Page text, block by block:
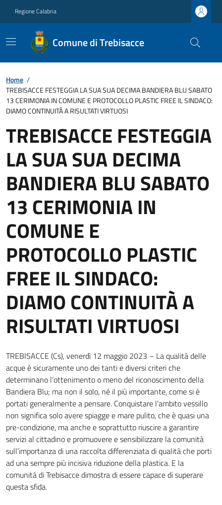
Regione Calabria
Comune di Trebisacce
Home /
TREBISACCE FESTEGGIA LA SUA SUA DECIMA BANDIERA BLU SABATO
13 CERIMONIA IN COMUNE E PROTOCOLLO PLASTIC FREE IL SINDACO:
DIAMO CONTINUITÀ A RISULTATI VIRTUOSI
TREBISACCE FESTEGGIA
LA SUA SUA DECIMA
BANDIERA BLU SABATO
13 CERIMONIA IN
COMUNE E
PROTOCOLLO PLASTIC
FREE IL SINDACO:
DIAMO CONTINUITÀ A
RISULTATI VIRTUOSI
TREBISACCE (Cs), venerdì 12 maggio 2023 – La qualità delle
acque è sicuramente uno dei tanti e diversi criteri che
determinano l’ottenimento o meno del riconoscimento della
Bandiera Blu; ma non il solo, né il più importante, come si è
portati generalmente a pensare. Conquistare l’ambito vessillo
non significa solo avere spiagge e mare pulito, che è quasi una
pre-condizione, ma anche e soprattutto riuscire a garantire
servizi al cittadino e promuovere e sensibilizzare la comunità
sull’importanza di una raccolta differenziata di qualità che porti
ad una sempre più incisiva riduzione della plastica. E la
comunità di Trebisacce dimostra di essere capace di superare
questa sfida.